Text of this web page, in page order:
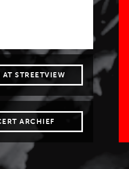
STREETVIEW
ARCHIEF